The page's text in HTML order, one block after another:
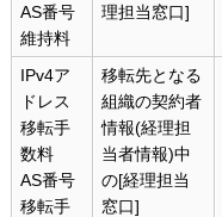
AS番号
維持料
理担当窓口]
IPv4ア
ドレス
移転手
数料
AS番号
移転手
移転先となる
組織の契約者
情報(経理担
当者情報)中
の[経理担当
窓口]